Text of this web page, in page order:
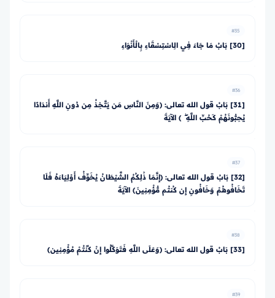
#35
[30] بَابُ مَا جَاءَ فِي الِاسْتِسْقَاءِ بِالْأَنْوَاءِ
#36
[31] بَابُ قول الله تعالى: ﴿وَمِنَ النَّاسِ مَن يَتَّخِذُ مِن دُونِ اللَّهِ أَندَادًا
يُحِبُّونَهُمْ كَحُبِّ اللَّهِ ۖ ﴾ الآيَةَ
#37
[32] بَابُ قول الله تعالى: ﴿إِنَّمَا ذَٰلِكُمُ الشَّيْطَانُ يُخَوِّفُ أَوْلِيَاءَهُ فَلَا
تَخَافُوهُمْ وَخَافُونِ إِن كُنتُم مُّؤْمِنِينَ﴾ الآيَةَ
#38
[33] بَابُ قول الله تعالى: ﴿وَعَلَى اللَّهِ فَتَوَكَّلُوا إِنْ كُنْتُمْ مُؤْمِنِين﴾
#39